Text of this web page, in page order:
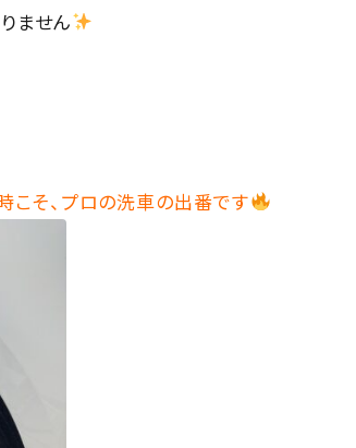
ません
こそ、プロの洗車の出番です